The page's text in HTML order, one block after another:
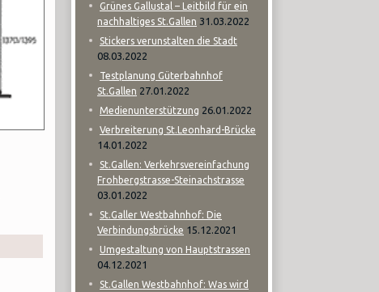
Grünes Gallustal – Leitbild für ein
nachhaltiges St.Gallen 31.03.2022
Stickers verunstalten die Stadt
08.03.2022
Testplanung Güterbahnhof
St.Gallen 27.01.2022
Medienunterstützung 26.01.2022
Verbreiterung St.Leonhard-Brücke
14.01.2022
St.Gallen: Verkehrsvereinfachung
Frohbergstrasse-Steinachstrasse
03.01.2022
St.Galler Westbahnhof: Die
Verbindungsbrücke 15.12.2021
Umgestaltung von Hauptstrassen
04.12.2021
St.Gallen Westbahnhof: Was wird